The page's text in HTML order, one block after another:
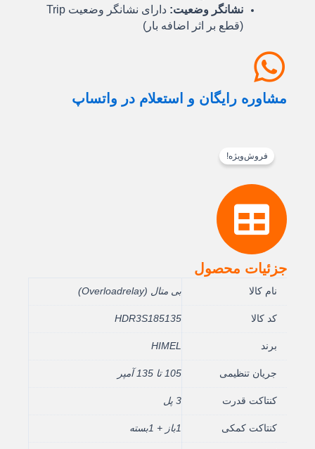
نشانگر وضعیت:
دارای نشانگر وضعیت Trip
(قطع بر اثر اضافه بار)
مشاوره رایگان و استعلام در واتساپ
فروش‌ویژه!
جزئیات محصول
نام کالا بی متال (Overloadrelay)
کد کالا HDR3S185135
برند HIMEL
جریان تنظیمی 105 تا 135 آمپر
کنتاکت قدرت 3 پل
کنتاکت کمکی 1باز + 1بسته